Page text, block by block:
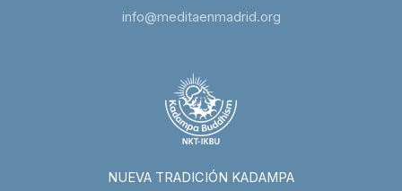
info@meditaenmadrid.org
NUEVA TRADICIÓN KADAMPA